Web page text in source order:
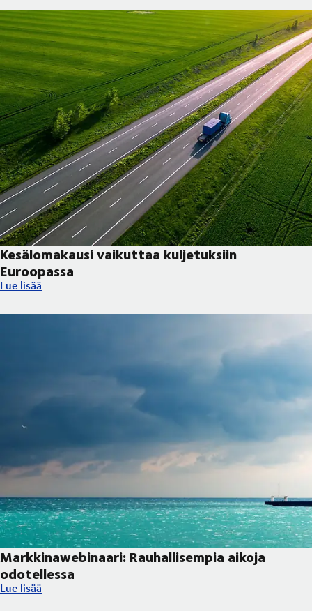
Kesälomakausi vaikuttaa kuljetuksiin
Euroopassa
Kesälomakausi vaikuttaa kuljetuksiin Euroopassa
Lue lisää
Markkinawebinaari: Rauhallisempia aikoja
odotellessa
Markkinawebinaari: Rauhallisempia aikoja odotellessa
Lue lisää